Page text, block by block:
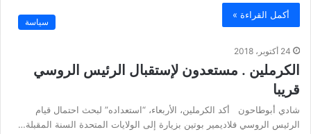
أكمل القراءة »
سياسة
24 أكتوبر، 2018
الكرملين . مستعدون لإستقبال الرئيس الروسي
قريبا
شادي أبوطاحون أكد الكرملين، الأربعاء، “استعداده” لبحث احتمال قيام
الرئيس الروسي فلاديمير بوتين بزيارة إلى الولايات المتحدة السنة المقبلة…